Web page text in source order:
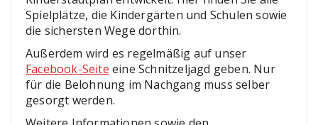
Spielplätze, die Kindergärten und Schulen sowie
die sichersten Wege dorthin.
Außerdem wird es regelmäßig auf unser
Facebook-Seite eine Schnitzeljagd geben. Nur
für die Belohnung im Nachgang muss selber
gesorgt werden.